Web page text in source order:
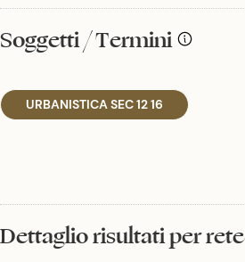
Soggetti / Termini
URBANISTICA SEC 12 16
Dettaglio risultati per rete